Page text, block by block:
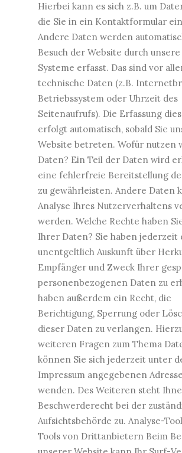
Hierbei kann es sich z.B. um
die Sie in ein Kontaktformular
Andere Daten werden
Besuch der Website durch
Systeme erfasst. Das sind vor
technische Daten (z.B.
Betriebssystem oder Uhrzeit des
Seitenaufrufs). Die Erfassung
erfolgt automatisch, sobald Sie
Website betreten. Wofür nutzen
Daten? Ein Teil der Daten wird
eine fehlerfreie Bereitstellung
zu gewährleisten. Andere Daten
Analyse Ihres Nutzerverhaltens
werden. Welche Rechte haben
Ihrer Daten? Sie haben jederzeit
unentgeltlich Auskunft über
Empfänger und Zweck Ihrer
personenbezogenen Daten zu
haben außerdem ein Recht, die
Berichtigung, Sperrung oder
dieser Daten zu verlangen.
weiteren Fragen zum Thema
können Sie sich jederzeit unter
Impressum angegebenen
wenden. Des Weiteren steht
Beschwerderecht bei der
Aufsichtsbehörde zu. Analyse-
Tools von Drittanbietern Beim